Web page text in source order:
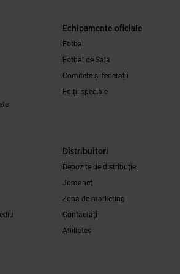
Echipamente oficiale
Fotbal
Fotbal de Sala
Comitete și federații
Ediții speciale
Distribuitori
Depozite de distribuţie
Jomanet
Zona de marketing
Contactaţi
Affiliates